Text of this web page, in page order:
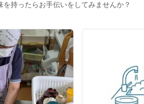
持ったらお手伝いをしてみませんか？